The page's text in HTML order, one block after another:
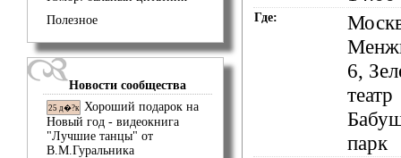
Полезное
Новости сообщества
25 д�?к Хороший подарок на
Новый год - видеокнига
"Лучшие танцы" от
В.М.Гуральника
Где:
6,
театр
парк